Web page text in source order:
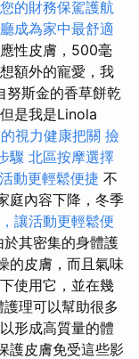
的財務保駕護航
成為家中最舒適
性皮膚，500毫
額外的寵愛，我
努斯金的香草餅乾
是我是Linola
視力健康把關 撿
驟 北區按摩選擇
動更輕鬆便捷 不
庭內容下降，冬季
讓活動更輕鬆便
於其密集的身體護
的皮膚，而且氣味
使用它，並在幾
護理可以幫助很多
形成高質量的體
護皮膚免受這些影